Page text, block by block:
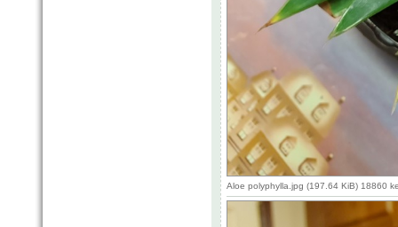
Aloe polyphylla.jpg (197.64 KiB) 18860